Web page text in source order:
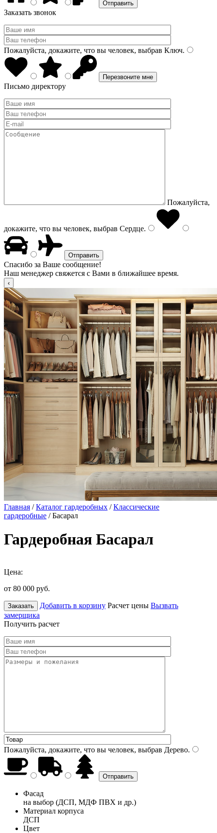
Заказать звонок
Пожалуйста, докажите, что вы человек, выбрав Ключ.
Письмо директору
Пожалуйста,
докажите, что вы человек, выбрав Сердце.
Спасибо за Ваше сообщение!
Наш менеджер свяжется с Вами в ближайшее время.
Главная /Каталог гардеробных /Классические
гардеробные / Басарал
Гардеробная Басарал
Цена:
от 80 000 руб.
Заказать Добавить в корзину Расчет цены Вызвать
замерщика
Получить расчет
Пожалуйста, докажите, что вы человек, выбрав Дерево.
Фасад
на выбор (ДСП, МДФ ПВХ и др.)
Материал корпуса
ДСП
Цвет